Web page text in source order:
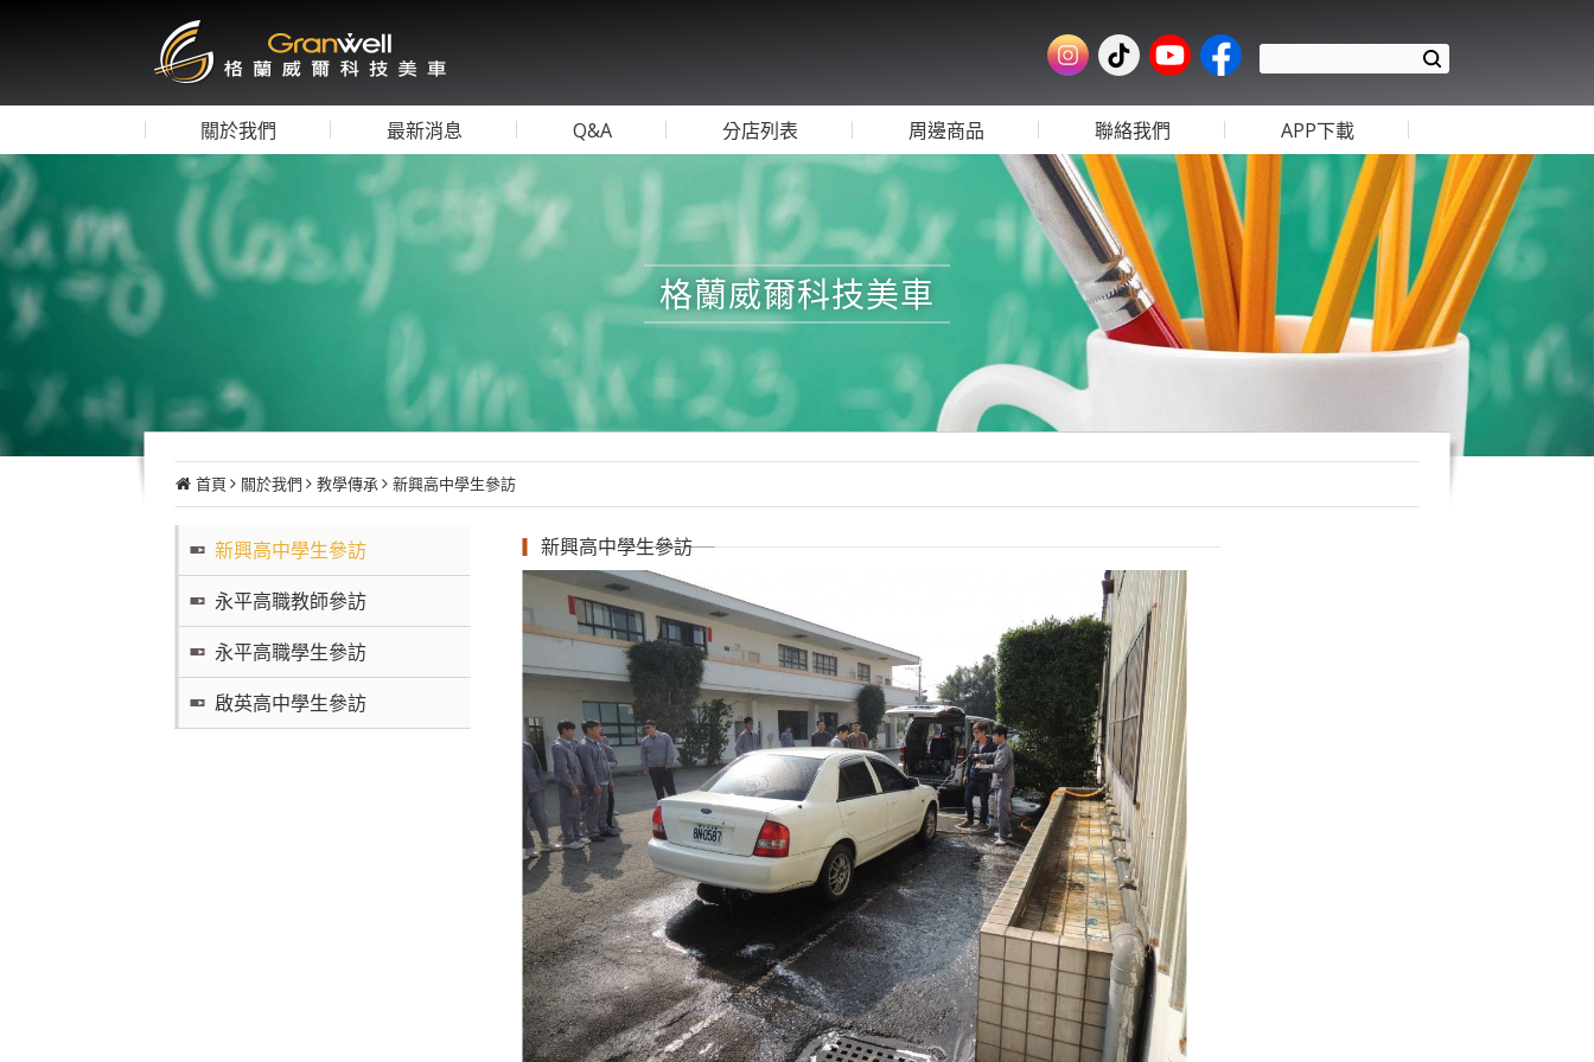
關於我們 最新消息 Q&A 分店列表 周邊商品 聯絡我們 APP下載
格蘭威爾科技美車
首頁 關於我們 教學傳承 新興高中學生參訪
新興高中學生參訪
永平高職教師參訪
永平高職學生參訪
啟英高中學生參訪
新興高中學生參訪